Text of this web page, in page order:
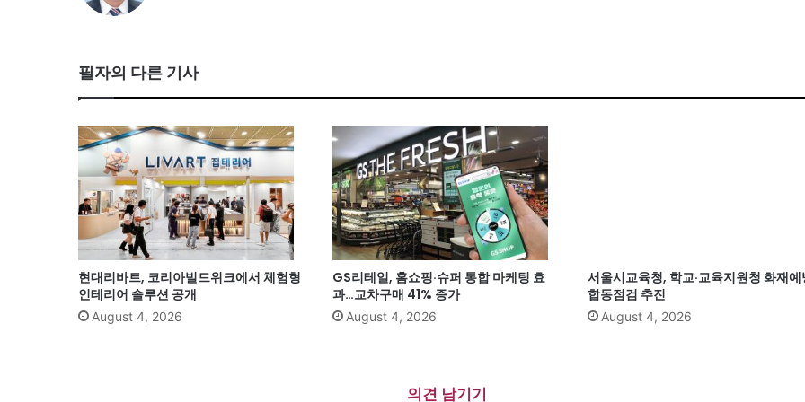
필자의 다른 기사
현대리바트, 코리아빌드위크에서 체험형
인테리어 솔루션 공개
August 4, 2026
GS리테일, 홈쇼핑·슈퍼 통합 마케팅 효
과…교차구매 41% 증가
August 4, 2026
서울시교육청, 학교·교육지원청 화재예
합동점검 추진
August 4, 2026
의견 남기기